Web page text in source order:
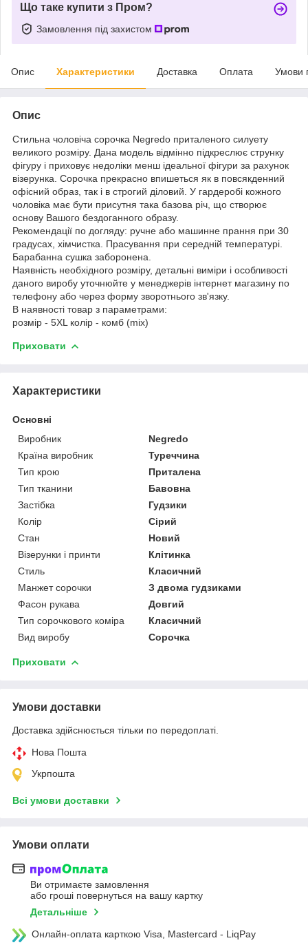
Що таке купити з Пром?
Замовлення під захистом
Опис Характеристики Доставка Оплата Умови
Опис
Стильна чоловіча сорочка Negredo приталеного силуету
великого розміру. Дана модель відмінно підкреслює струнку
фігуру і приховує недоліки менш ідеальної фігури за рахунок
візерунка. Сорочка прекрасно впишеться як в повсякденний
офісний образ, так і в строгий діловий. У гардеробі кожного
чоловіка має бути присутня така базова річ, що створює
основу Вашого бездоганного образу.
Рекомендації по догляду: ручне або машинне прання при 30
градусах, хімчистка. Прасування при середній температурі.
Барабанна сушка заборонена.
Наявність необхідного розміру, детальні виміри і особливості
даного виробу уточнюйте у менеджерів інтернет магазину по
телефону або через форму зворотнього зв'язку.
В наявності товар з параметрами:
розмір - 5XL колір - комб (mix)
Приховати
Характеристики
Основні
Виробник
Negredo
Країна виробник
Туреччина
Тип крою
Приталена
Тип тканини
Бавовна
Застібка
Гудзики
Колір
Сірий
Стан
Новий
Візерунки і принти
Клітинка
Стиль
Класичний
Манжет сорочки
З двома гудзиками
Фасон рукава
Довгий
Тип сорочкового коміра
Класичний
Вид виробу
Сорочка
Приховати
Умови доставки
Доставка здійснюється тільки по передоплаті.
Нова Пошта
Укрпошта
Всі умови доставки
Умови оплати
Ви отримаєте замовлення
або гроші повернуться на вашу картку
Детальніше
Онлайн-оплата карткою Visa, Mastercard - LiqPay